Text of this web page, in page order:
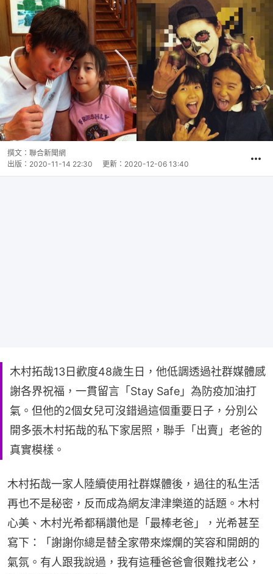
撰文： 聯合新聞網
出版： 2020-11-14 22:30 更新： 2020-12-06 13:40
木村拓哉13日歡度48歲生日，他低調透過社群媒體感
謝各界祝福，一貫留言「Stay Safe」為防疫加油打
氣。但他的2個女兒可沒錯過這個重要日子，分別公
開多張木村拓哉的私下家居照，聯手「出賣」老爸的
真實模樣。
木村拓哉一家人陸續使用社群媒體後，過往的私生活
再也不是秘密，反而成為網友津津樂道的話題。木村
心美、木村光希都稱讚他是「最棒老爸」，光希甚至
寫下：「謝謝你總是替全家帶來燦爛的笑容和開朗的
氣氛。有人跟我說過，我有這種爸爸會很難找老公，